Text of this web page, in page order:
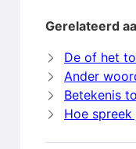
Gerelateerd
De of het
Ander
Betekenis
Hoe